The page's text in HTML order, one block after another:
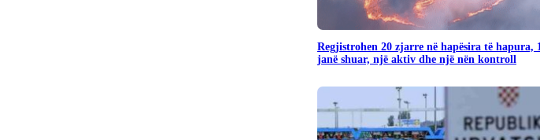
Regjistrohen 20 zjarre në hapësira të hapura,
janë shuar, një aktiv dhe një nën kontroll